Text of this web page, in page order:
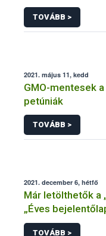
TOVÁBB >
2021. május 11, kedd
GMO-mentesek
petúniák
TOVÁBB >
2021. december 6, hétfő
Már letölthetők a
„Éves
TOVÁBB >